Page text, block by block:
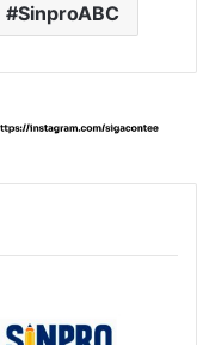
SinproABC